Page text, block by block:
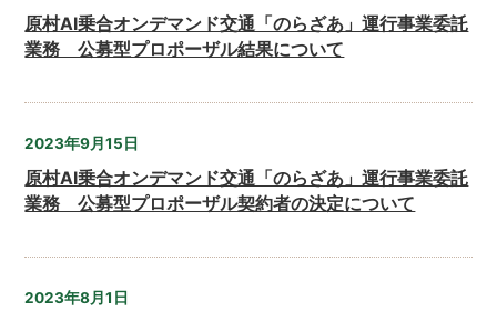
原村AI乗合オンデマンド交通「のらざあ」運行事業委託
業務 公募型プロポーザル結果について
2023年9月15日
原村AI乗合オンデマンド交通「のらざあ」運行事業委託
業務 公募型プロポーザル契約者の決定について
2023年8月1日